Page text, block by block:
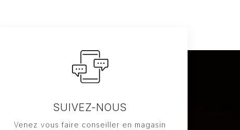
SUIVEZ-NOUS
Venez vous faire conseiller en magasin